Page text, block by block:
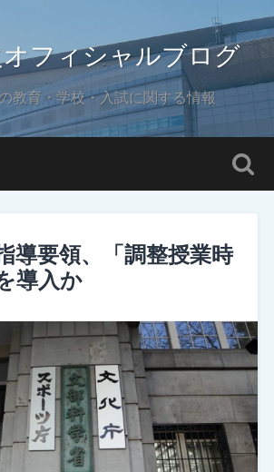
フィシャルブログ
教育・学校・入試に関する情報
導要領、「調整授業時
導入か